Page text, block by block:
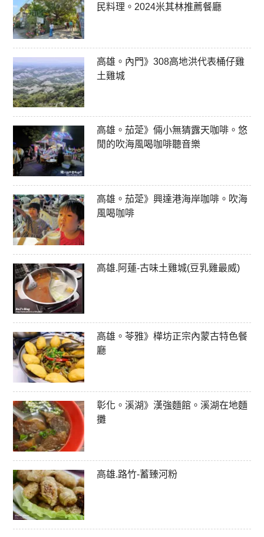
民料理。2024米其林推薦餐廳
高雄。內門》308高地洪代表桶仔雞
土雞城
高雄。茄萣》倆小無猜露天咖啡。悠
閒的吹海風喝咖啡聽音樂
高雄。茄萣》興達港海岸咖啡。吹海
風喝咖啡
高雄.阿蓮-古味土雞城(豆乳雞最威)
高雄。苓雅》樺坊正宗內蒙古特色餐
廳
彰化。溪湖》漢強麵館。溪湖在地麵
攤
高雄.路竹-蓄臻河粉